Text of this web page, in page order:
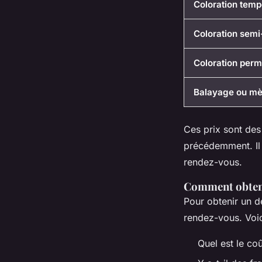
Coloration
Coloration
Coloration
Balayage ou
Ces prix sont
précédemment.
rendez-vous.
Comment
Pour obtenir un
rendez-vous.
Quel est le